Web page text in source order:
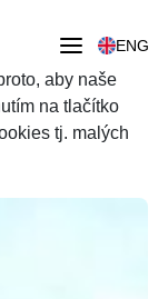
ENG
aby naše
na tlačítko
tj. malých